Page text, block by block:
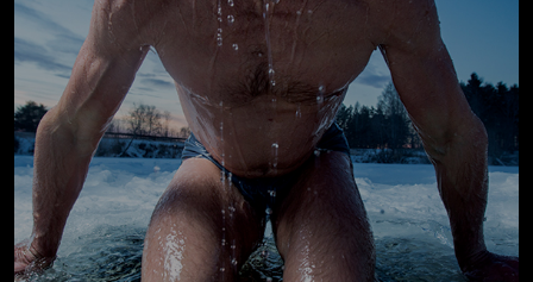
APTIDÃO
MENTAL
SAIBA MAIS
Permite um "boost" de energia.
Pratique a disciplina e a concentração. Os banhos de gelo
aumentam o impulso neural, à medida que seus músculos
aquecem durante o banho, a taxa de impulsos nervosos
para os músculos diminui.
Saber mais >>